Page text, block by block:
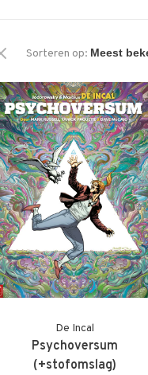
Sorteren op:
De Incal
Psychoversum
(+stofomslag)